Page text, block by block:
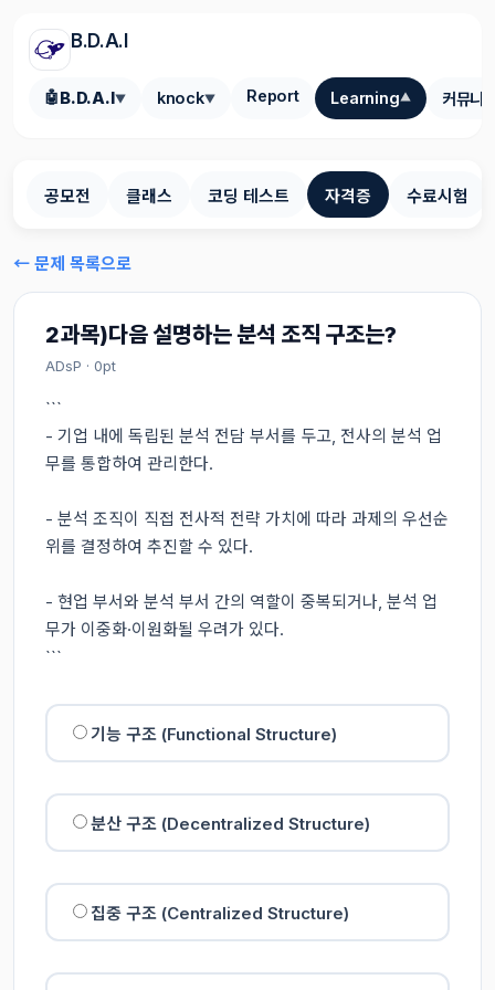
B.D.A.I
🤖B.D.A.I▼ knock▼ Report Learning▼ 커뮤니
공모전 클래스 코딩 테스트 자격증 수료시험
← 문제 목록으로
2과목)다음 설명하는 분석 조직 구조는?
ADsP · 0pt
```
- 기업 내에 독립된 분석 전담 부서를 두고, 전사의 분석 업
무를 통합하여 관리한다.
- 분석 조직이 직접 전사적 전략 가치에 따라 과제의 우선순
위를 결정하여 추진할 수 있다.
- 현업 부서와 분석 부서 간의 역할이 중복되거나, 분석 업
무가 이중화·이원화될 우려가 있다.
```
기능 구조 (Functional Structure)
분산 구조 (Decentralized Structure)
집중 구조 (Centralized Structure)